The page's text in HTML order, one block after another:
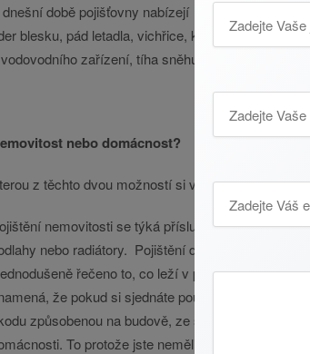
době pojišťovny nabízejí
blesku, pád letadla, vichřice, krupobití,
zařízení, tíha sněhu, krádež, vloupání,
nebo domácnost?
z těchto dvou možností si vybrat? Zbytečně
nemovitosti se týká příslušenství pevně
nebo radiátory. Pojištění domácnosti v sobě
řečeno to, co leží v prostoru volně,
že pokud si sjednáte pouze pojištění
způsobenou na budově, ze svých finančních
To protože jste neměli uzavřenou pojistku